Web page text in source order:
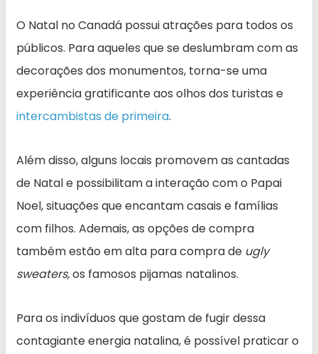
O Natal no Canadá possui atrações para todos os
públicos. Para aqueles que se deslumbram com as
decorações dos monumentos, torna-se uma
experiência gratificante aos olhos dos turistas e
intercambistas de primeira.
Além disso, alguns locais promovem as cantadas
de Natal e possibilitam a interação com o Papai
Noel, situações que encantam casais e famílias
com filhos. Ademais, as opções de compra
também estão em alta para compra de ugly
sweaters,os famosos pijamas natalinos.
Para os indivíduos que gostam de fugir dessa
contagiante energia natalina, é possível praticar o